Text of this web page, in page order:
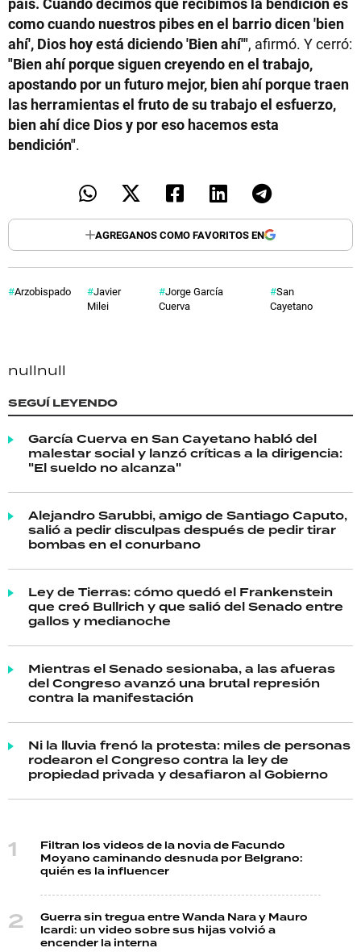
como cuando nuestros pibes en el barrio dicen 'bien
ahí', Dios hoy está diciendo 'Bien ahí'", afirmó. Y cerró:
"Bien ahí porque siguen creyendo en el trabajo,
apostando por un futuro mejor, bien ahí porque traen
las herramientas el fruto de su trabajo el esfuerzo,
bien ahí dice Dios y por eso hacemos esta
bendición".
AGREGANOS COMO FAVORITOS EN
Arzobispado
Javier
Milei
Jorge García
Cuerva
San
Cayetano
nullnull
SEGUÍ LEYENDO
García Cuerva en San Cayetano habló del
malestar social y lanzó críticas a la dirigencia:
"El sueldo no alcanza"
Alejandro Sarubbi, amigo de Santiago Caputo,
salió a pedir disculpas después de pedir tirar
bombas en el conurbano
Ley de Tierras: cómo quedó el Frankenstein
que creó Bullrich y que salió del Senado entre
gallos y medianoche
Mientras el Senado sesionaba, a las afueras
del Congreso avanzó una brutal represión
contra la manifestación
Ni la lluvia frenó la protesta: miles de personas
rodearon el Congreso contra la ley de
propiedad privada y desafiaron al Gobierno
Filtran los videos de la novia de Facundo
Moyano caminando desnuda por Belgrano:
quién es la influencer
Guerra sin tregua entre Wanda Nara y Mauro
Icardi: un video sobre sus hijas volvió a
encender la interna